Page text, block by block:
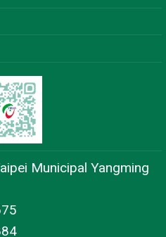
Municipal Yangming